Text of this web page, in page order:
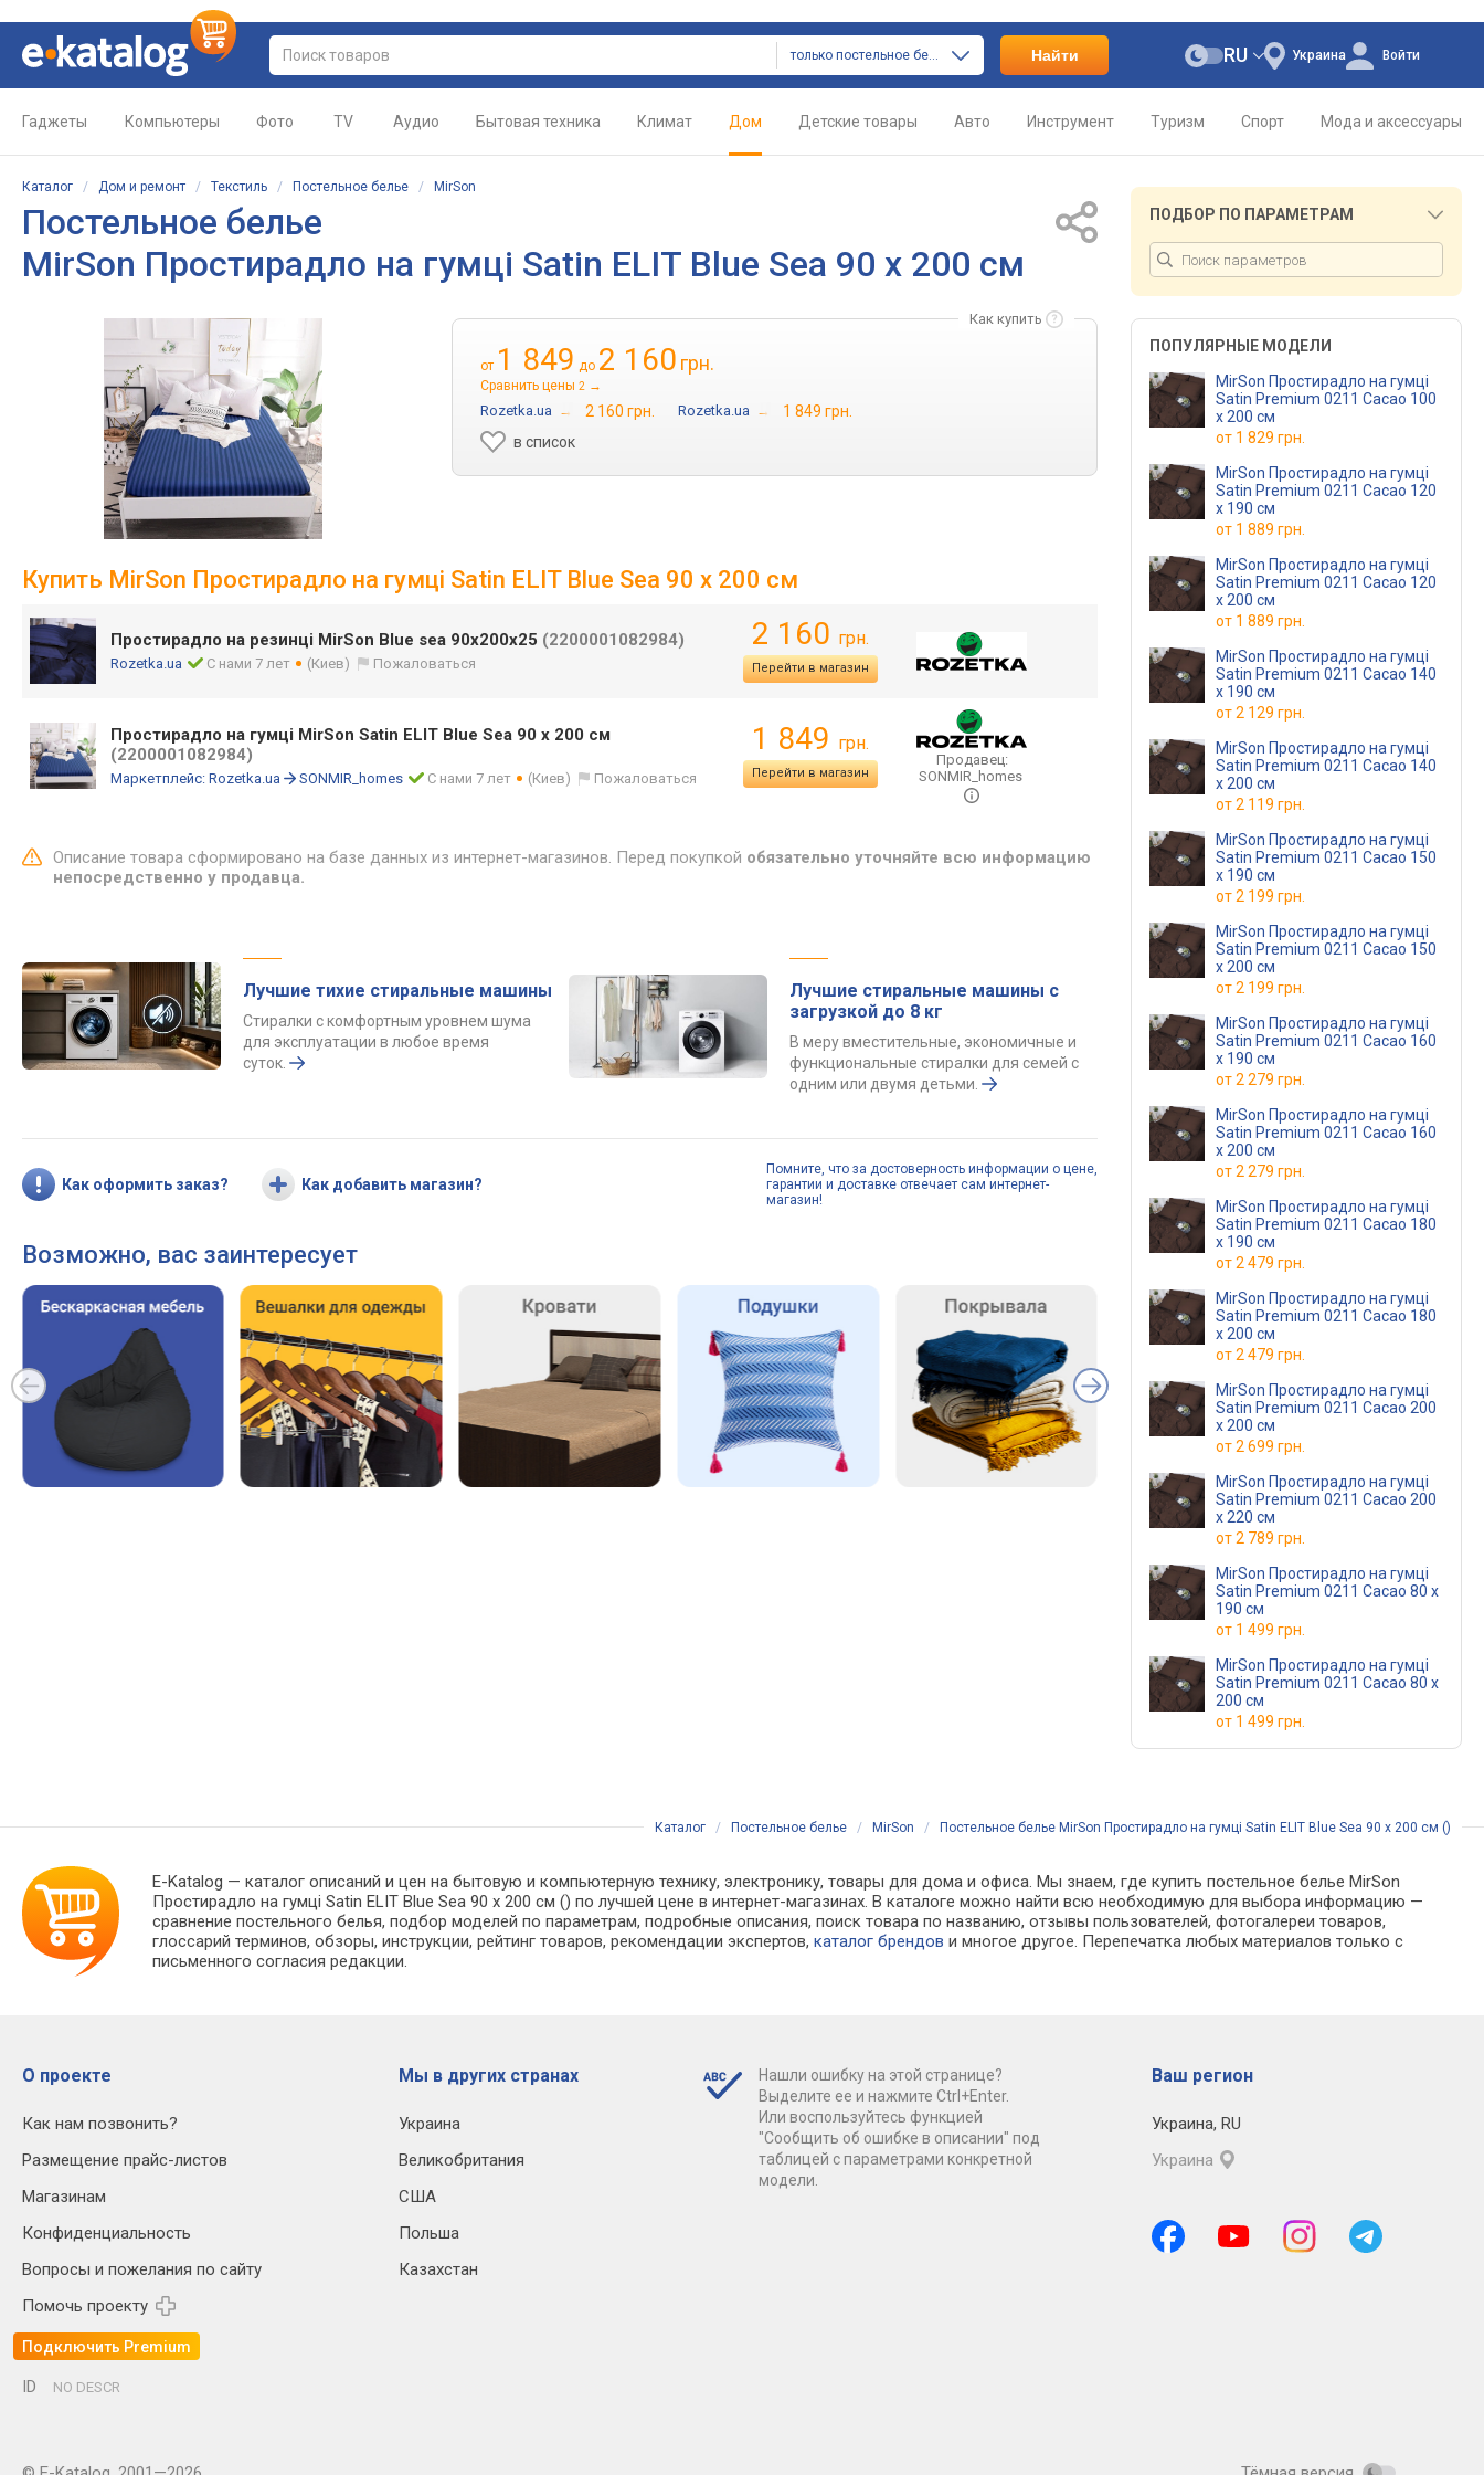
только постельное белье Найти Украина
RU Войти
Гаджеты Компьютеры Фото TV Аудио Бытовая техника Климат Дом Детские товары Авто Инструмент Туризм Спорт Мода и аксессуары
Каталог / Дом и ремонт / Текстиль / Постельное белье / MirSon
Постельное белье
MirSon Простирадло на гумці Satin ELIT Blue Sea 90 х 200 см
Как купить
от 1 849 до 2 160 грн.
Сравнить цены 2 →
Rozetka.ua → 2 160 грн. Rozetka.ua →
1 849 грн.
в список
Купить MirSon Простирадло на гумці Satin ELIT Blue Sea 90 х 200 см
Простирадло на резинці MirSon Blue sea 90х200х25 (2200001082984)
Rozetka.ua С нами 7 лет (Киев) Пожаловаться
2 160 грн.
Перейти в магазин
Простирадло на гумці MirSon Satin ELIT Blue Sea 90 х 200 см
(2200001082984)
Маркетплейс: Rozetka.ua SONMIR_homes С нами 7 лет (Киев) Пожаловаться
1 849 грн.
Перейти в магазин
Продавец:
SONMIR_homes
Описание товара сформировано на базе данных из интернет-магазинов. Перед покупкой обязательно уточняйте всю информацию
непосредственно у продавца.
Лучшие тихие стиральные машины
Стиралки с комфортным уровнем шума
для эксплуатации в любое время
суток.
Лучшие стиральные машины с
загрузкой до 8 кг
В меру вместительные, экономичные и
функциональные стиралки для семей с
одним или двумя детьми.
Как оформить заказ? Как добавить магазин?
Помните, что за достоверность информации о цене,
гарантии и доставке отвечает сам интернет-
магазин!
Возможно, вас заинтересует
ПОДБОР ПО ПАРАМЕТРАМ
ПОПУЛЯРНЫЕ МОДЕЛИ
MirSon Простирадло на гумці
Satin Premium 0211 Cacao 100
х 200 см
от 1 829 грн.
MirSon Простирадло на гумці
Satin Premium 0211 Cacao 120
х 190 см
от 1 889 грн.
MirSon Простирадло на гумці
Satin Premium 0211 Cacao 120
х 200 см
от 1 889 грн.
MirSon Простирадло на гумці
Satin Premium 0211 Cacao 140
х 190 см
от2 129 грн.
MirSon Простирадло на гумці
Satin Premium 0211 Cacao 140
х 200 см
от2 119 грн.
MirSon Простирадло на гумці
Satin Premium 0211 Cacao 150
х 190 см
от2 199 грн.
MirSon Простирадло на гумці
Satin Premium 0211 Cacao 150
х 200 см
от2 199 грн.
MirSon Простирадло на гумці
Satin Premium 0211 Cacao 160
х 190 см
от2 279 грн.
MirSon Простирадло на гумці
Satin Premium 0211 Cacao 160
х 200 см
от2 279 грн.
MirSon Простирадло на гумці
Satin Premium 0211 Cacao 180
х 190 см
от2 479 грн.
MirSon Простирадло на гумці
Satin Premium 0211 Cacao 180
х 200 см
от2 479 грн.
MirSon Простирадло на гумці
Satin Premium 0211 Cacao 200
х 200 см
от2 699 грн.
MirSon Простирадло на гумці
Satin Premium 0211 Cacao 200
х 220 см
от2 789 грн.
MirSon Простирадло на гумці
Satin Premium 0211 Cacao 80 х
190 см
от 1 499 грн.
MirSon Простирадло на гумці
Satin Premium 0211 Cacao 80 х
200 см
от 1 499 грн.
Каталог / Постельное белье / MirSon / Постельное белье MirSon Простирадло на гумці Satin ELIT Blue Sea 90 х 200 см ()
E-Katalog — каталог описаний и цен на бытовую и компьютерную технику, электронику, товары для дома и офиса. Мы знаем, где купить постельное белье MirSon
Простирадло на гумці Satin ELIT Blue Sea 90 х 200 см () по лучшей цене в интернет-магазинах. В каталоге можно найти всю необходимую для выбора информацию —
сравнение постельного белья, подбор моделей по параметрам, подробные описания, поиск товара по названию, отзывы пользователей, фотогалереи товаров,
глоссарий терминов, обзоры, инструкции, рейтинг товаров, рекомендации экспертов,каталог брендов и многое другое. Перепечатка любых материалов только с
письменного согласия редакции.
О проекте
Как нам позвонить?
Размещение прайс-листов
Магазинам
Конфиденциальность
Вопросы и пожелания по сайту
Помочь проекту
Подключить Premium
Мы в других странах
Украина
Великобритания
США
Польша
Казахстан
Нашли ошибку на этой странице?
Выделите ее и нажмите Ctrl+Enter.
Или воспользуйтесь функцией
"Сообщить об ошибке в описании" под
таблицей с параметрами конкретной
модели.
Ваш регион
Украина, RU
Украина
ID NO DESCR